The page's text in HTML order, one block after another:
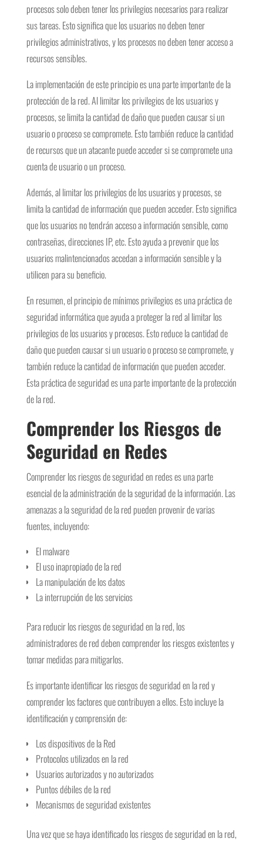
procesos solo deben tener los privilegios necesarios para realizar
sus tareas. Esto significa que los usuarios no deben tener
privilegios administrativos, y los procesos no deben tener acceso a
recursos sensibles.
La implementación de este principio es una parte importante de la
protección de la red. Al limitar los privilegios de los usuarios y
procesos, se limita la cantidad de daño que pueden causar si un
usuario o proceso se compromete. Esto también reduce la cantidad
de recursos que un atacante puede acceder si se compromete una
cuenta de usuario o un proceso.
Además, al limitar los privilegios de los usuarios y procesos, se
limita la cantidad de información que pueden acceder. Esto significa
que los usuarios no tendrán acceso a información sensible, como
contraseñas, direcciones IP, etc. Esto ayuda a prevenir que los
usuarios malintencionados accedan a información sensible y la
utilicen para su beneficio.
En resumen, el principio de mínimos privilegios es una práctica de
seguridad informática que ayuda a proteger la red al limitar los
privilegios de los usuarios y procesos. Esto reduce la cantidad de
daño que pueden causar si un usuario o proceso se compromete, y
también reduce la cantidad de información que pueden acceder.
Esta práctica de seguridad es una parte importante de la protección
de la red.
Comprender los Riesgos de
Seguridad en Redes
Comprender los riesgos de seguridad en redes es una parte
esencial de la administración de la seguridad de la información. Las
amenazas a la seguridad de la red pueden provenir de varias
fuentes, incluyendo:
El malware
El uso inapropiado de la red
La manipulación de los datos
La interrupción de los servicios
Para reducir los riesgos de seguridad en la red, los
administradores de red deben comprender los riesgos existentes y
tomar medidas para mitigarlos.
Es importante identificar los riesgos de seguridad en la red y
comprender los factores que contribuyen a ellos. Esto incluye la
identificación y comprensión de:
Los dispositivos de la Red
Protocolos utilizados en la red
Usuarios autorizados y no autorizados
Puntos débiles de la red
Mecanismos de seguridad existentes
Una vez que se haya identificado los riesgos de seguridad en la red,